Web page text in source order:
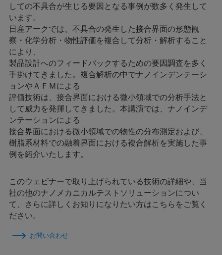
しての不具合が生じる要因となる事例が数多く発生して
います。
日産アークでは、不具合の発生した接合界面の形態観
察・化学分析・物性評価を複合して分析・解析すること
により、
製品設計へのフィードバックするための要因調査を多く
手掛けてきました。複合解析の中でナノインデンテーシ
ョンやＡＦＭによる
評価技術は、接合界面における微小領域での分析手法と
して威力を発揮してきました。本講演では、ナノインデ
ンテーションによる
接合界面における微小領域での物性の分布測定および、
樹脂系材料での融着界面における複合解析を実施した事
例を紹介いたします。
このウェビナーで取り上げられている技術の詳細や、当
社の他のナノメカニカルテストソリューションについ
て、さらに詳しくお知りになりたい方はこちらをご覧く
ださい。
お問い合わせ